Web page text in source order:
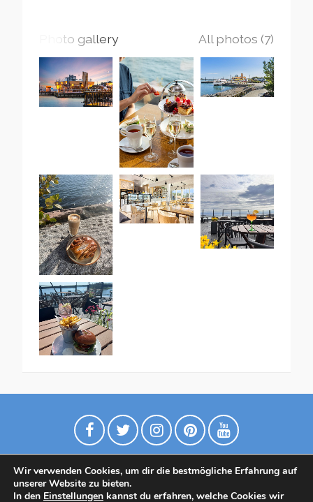
Photo gallery All photos (7)
Wir verwenden Cookies, um dir die bestmögliche Erfahrung auf
unserer Website zu bieten.
In den Einstellungen kannst du erfahren, welche Cookies wir